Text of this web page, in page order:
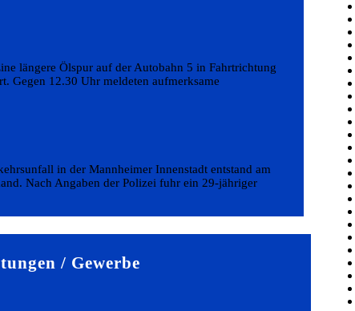
längere Ölspur auf der Autobahn 5 in Fahrtrichtung
Gegen 12.30 Uhr meldeten aufmerksame
in der Mannheimer Innenstadt entstand am
Nach Angaben der Polizei fuhr ein 29-jähriger
/ Gewerbe